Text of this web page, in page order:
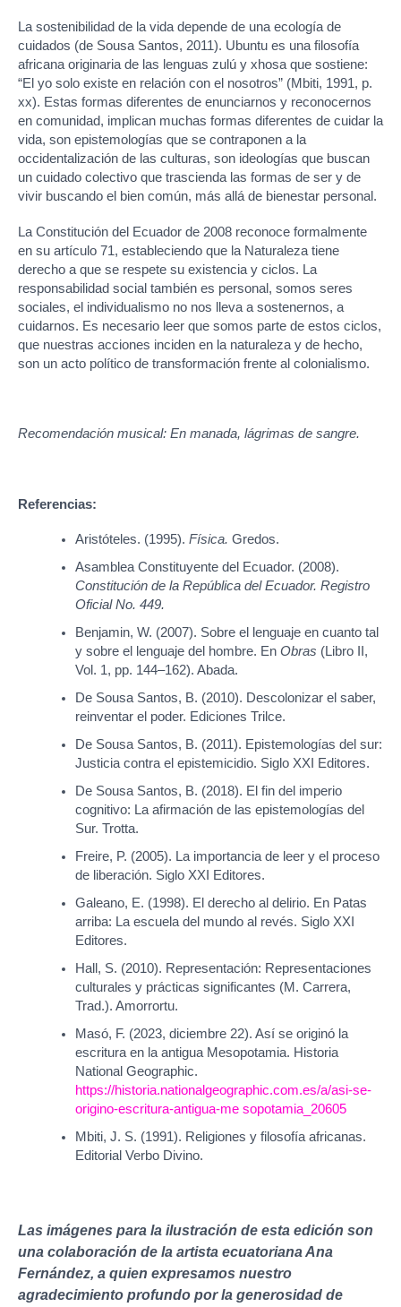
La sostenibilidad de la vida depende de una ecología de
cuidados (de Sousa Santos, 2011). Ubuntu es una filosofía
africana originaria de las lenguas zulú y xhosa que sostiene:
“El yo solo existe en relación con el nosotros” (Mbiti, 1991, p.
xx). Estas formas diferentes de enunciarnos y reconocernos
en comunidad, implican muchas formas diferentes de cuidar la
vida, son epistemologías que se contraponen a la
occidentalización de las culturas, son ideologías que buscan
un cuidado colectivo que trascienda las formas de ser y de
vivir buscando el bien común, más allá de bienestar personal.
La Constitución del Ecuador de 2008 reconoce formalmente
en su artículo 71, estableciendo que la Naturaleza tiene
derecho a que se respete su existencia y ciclos. La
responsabilidad social también es personal, somos seres
sociales, el individualismo no nos lleva a sostenernos, a
cuidarnos. Es necesario leer que somos parte de estos ciclos,
que nuestras acciones inciden en la naturaleza y de hecho,
son un acto político de transformación frente al colonialismo.
Recomendación musical: En manada, lágrimas de sangre.
Referencias:
Aristóteles. (1995). Física. Gredos.
Asamblea Constituyente del Ecuador. (2008).
Constitución de la República del Ecuador. Registro
Oficial No. 449.
Benjamin, W. (2007). Sobre el lenguaje en cuanto tal
y sobre el lenguaje del hombre. En Obras (Libro II,
Vol. 1, pp. 144–162). Abada.
De Sousa Santos, B. (2010). Descolonizar el saber,
reinventar el poder. Ediciones Trilce.
De Sousa Santos, B. (2011). Epistemologías del sur:
Justicia contra el epistemicidio. Siglo XXI Editores.
De Sousa Santos, B. (2018). El fin del imperio
cognitivo: La afirmación de las epistemologías del
Sur. Trotta.
Freire, P. (2005). La importancia de leer y el proceso
de liberación. Siglo XXI Editores.
Galeano, E. (1998). El derecho al delirio. En Patas
arriba: La escuela del mundo al revés. Siglo XXI
Editores.
Hall, S. (2010). Representación: Representaciones
culturales y prácticas significantes (M. Carrera,
Trad.). Amorrortu.
Masó, F. (2023, diciembre 22). Así se originó la
escritura en la antigua Mesopotamia. Historia
National Geographic.
https://historia.nationalgeographic.com.es/a/asi-se-
origino-escritura-antigua-me sopotamia_20605
Mbiti, J. S. (1991). Religiones y filosofía africanas.
Editorial Verbo Divino.
Las imágenes para la ilustración de esta edición son
una colaboración de la artista ecuatoriana Ana
Fernández, a quien expresamos nuestro
agradecimiento profundo por la generosidad de